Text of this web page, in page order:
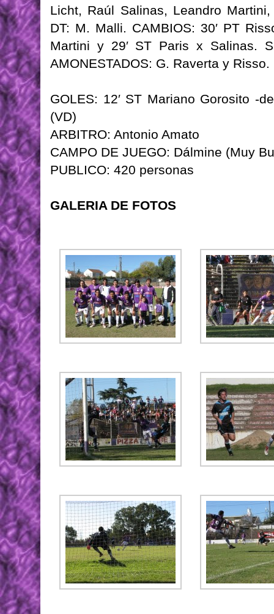
Licht, Raúl Salinas, Leandro
DT: M. Malli. CAMBIOS: 30′ PT
Martini y 29′ ST Paris x Salinas.
AMONESTADOS: G. Raverta y Risso.
GOLES: 12′ ST Mariano Gorosito -
(VD)
ARBITRO: Antonio Amato
CAMPO DE JUEGO: Dálmine (Muy
PUBLICO: 420 personas
GALERIA DE FOTOS